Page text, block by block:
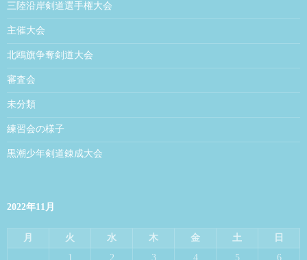
三陸沿岸剣道選手権大会
主催大会
北鴎旗争奪剣道大会
審査会
未分類
練習会の様子
黒潮少年剣道錬成大会
2022年11月
月 火 水 木 金 土
日
1
2 3 4 5 6